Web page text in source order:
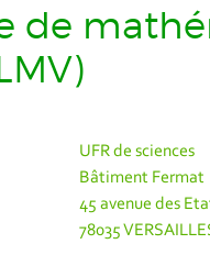
de
UFR de sciences
Bâtiment Fermat
45 avenue des
78035